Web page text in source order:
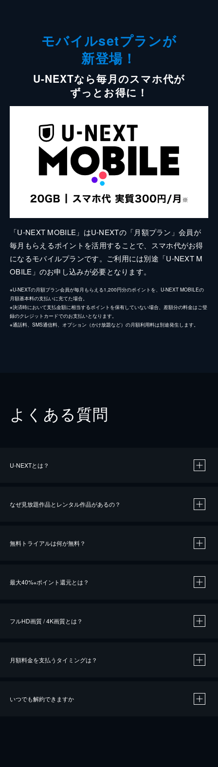
モバイルsetプランが
新登場！
U-NEXTなら毎月のスマホ代が
ずっとお得に！
「U-NEXT MOBILE」はU-NEXTの「月額プラン」会員が
毎月もらえるポイントを活用することで、スマホ代がお得
になるモバイルプランです。ご利用には別途「U-NEXT M
OBILE」のお申し込みが必要となります。
※U-NEXTの月額プラン会員が毎月もらえる1,200円分のポイントを、U-NEXT MOBILEの
月額基本料の支払いに充てた場合。
※決済時において支払金額に相当するポイントを保有していない場合、差額分の料金はご登
録のクレジットカードでのお支払いとなります。
※通話料、SMS通信料、オプション（かけ放題など）の月額利用料は別途発生します。
よくある質問
U-NEXTとは？
なぜ見放題作品とレンタル作品があるの？
無料トライアルは何が無料？
最大40%※ポイント還元とは？
※40％ポイント還元の対象は、クレジットカード決済による作品の購入 / レンタルです。
iOSアプリのUコイン決済による作品の購入 / レンタルは、20％のポイント還元です。
フルHD画質 / 4K画質とは？
月額料金を支払うタイミングは？
いつでも解約できますか